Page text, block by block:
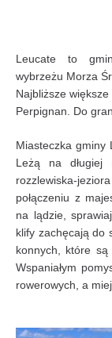
Leucate to
wybrzeżu Morza
Najbliższe
Perpignan. Do
Miasteczka gminy
Leżą na długiej
rozzlewiska-
połączeniu z
na lądzie,
klify zachęcają do
konnych, które są
Wspaniałym
rowerowych, a